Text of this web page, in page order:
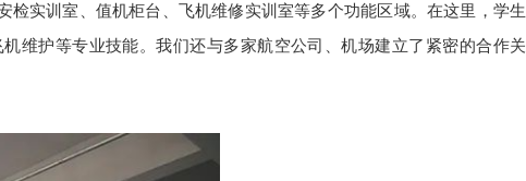
实训室、值机柜台、飞机维修实训室等多个功能区域。在这里，学生
维护等专业技能。我们还与多家航空公司、机场建立了紧密的合作关